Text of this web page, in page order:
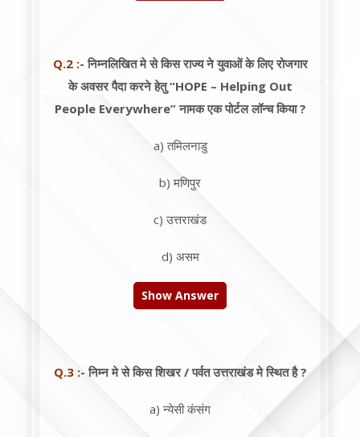
Q.2 :-निम्नलिखित मे से किस राज्य ने युवाओं के लिए रोजगार
के अवसर पैदा करने हेतु “HOPE – Helping Out
People Everywhere” नामक एक पोर्टल लॉन्च किया ?
a) तमिलनाडु
b) मणिपुर
c) उत्तराखंड
d) असम
Show Answer
Q.3 :- निम्न मे से किस शिखर / पर्वत उत्तराखंड मे स्थित है ?
a) न्येसी कंसंग